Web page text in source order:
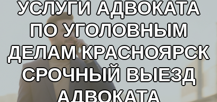
УСЛУГИ АДВОКАТА
ПО УГОЛОВНЫМ
ДЕЛАМ КРАСНОЯРСК
СРОЧНЫЙ ВЫЕЗД
АДВОКАТА